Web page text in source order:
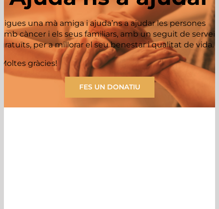
Sigues una mà amiga i ajuda’ns a ajudar les persones
amb càncer i els seus familiars, amb un seguit de serveis
gratuïts, per a millorar el seu benestar i qualitat de vida.
Moltes gràcies!
FES UN DONATIU